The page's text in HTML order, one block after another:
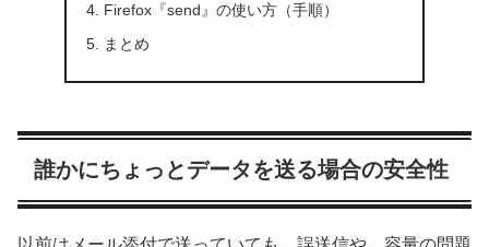
Firefox『send』の使い方（手順）
まとめ
誰かにちょっとデータを送る場合の安全性